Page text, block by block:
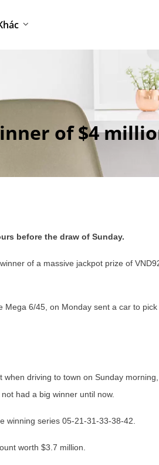
of $4
before the draw of Sunday.
of a massive jackpot prize of
Mega 6/45, on Monday sent a car to
driving to town on Sunday
had a big winner until now.
winning series 05-21-31-33-38-42.
worth $3.7 million.